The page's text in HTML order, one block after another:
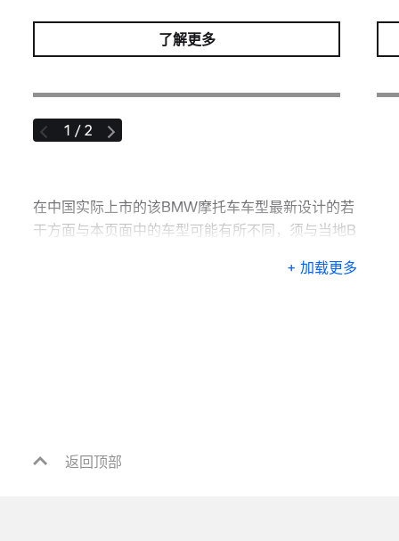
了解更多
1 / 2
在中国实际上市的该BMW摩托车车型最新设计的若
干方面与本页面中的车型可能有所不同，须与当地B
+ 加载更多
返回顶部